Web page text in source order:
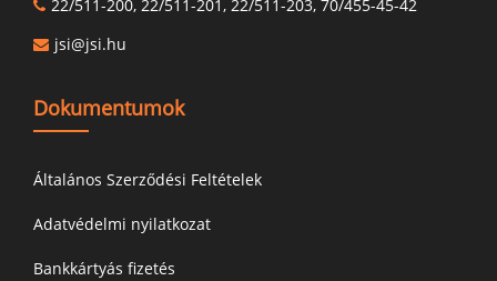
22/511-200, 22/511-201, 22/511-203, 70/455-45-42
jsi@jsi.hu
Dokumentumok
Általános Szerződési Feltételek
Adatvédelmi nyilatkozat
Bankkártyás fizetés